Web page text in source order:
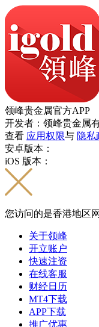
领峰贵金属官方APP
开发者：领峰贵金属
查看 应用权限与 隐私
安卓版本：
iOS 版本：
您访问的是香港地区
关于领峰
开立账户
快速注资
在线客服
财经日历
MT4下载
APP下载
推广优惠